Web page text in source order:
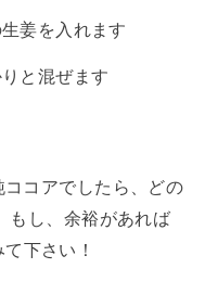
姜を入れます
と混ぜます
コアでしたら、どの
もし、余裕があれば
下さい！